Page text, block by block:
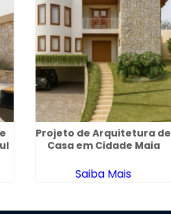
Projeto de Arquitetura de
Casa em Cidade Maia
Saiba Mais